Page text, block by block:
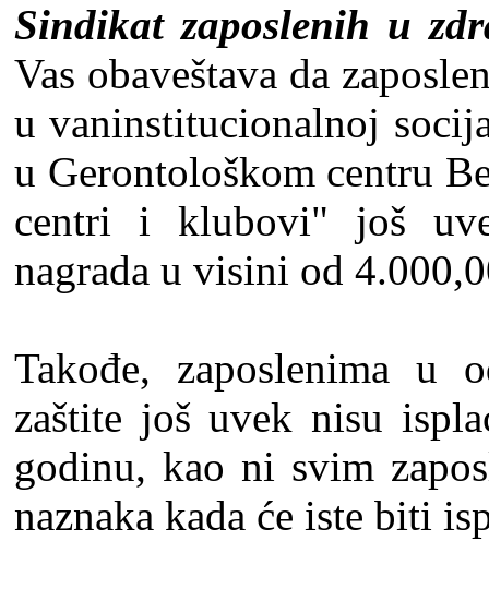
Sindikat zaposlenih u
Vas obaveštava da
u vaninstitucionalnoj
u Gerontološkom centru
centri i klubovi" još
nagrada u visini od
Takođe, zaposlenima u
zaštite još uvek nisu
godinu, kao ni svim
naznaka kada će iste biti